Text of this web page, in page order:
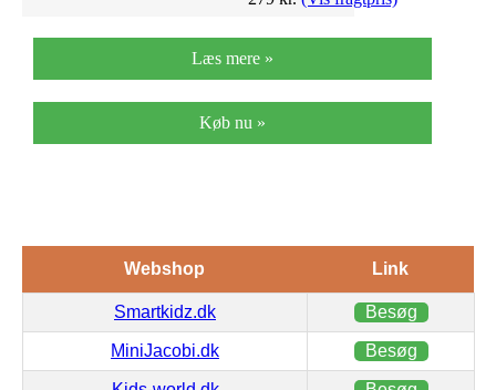
Læs mere »
Køb nu »
Webshop Link
Smartkidz.dk Besøg
MiniJacobi.dk Besøg